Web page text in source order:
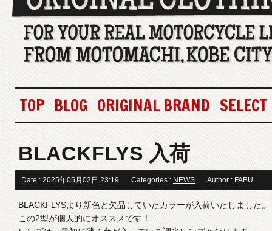
TOP BLOG ORIGINAL BRAND SELECT
BLACKFLYS 入荷
Date : 2025年05月02日 23:19 Categories : NEWS Author : FABU
BLACKFLYSより新色と欠品していたカラーが入荷いたしました。
この2型が個人的にオススメです！